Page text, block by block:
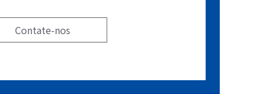
Contate-nos